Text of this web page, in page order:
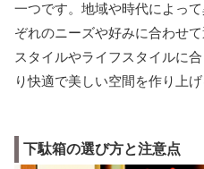
一つです。地域や時代によっ
ぞれのニーズや好みに合わせ
スタイルやライフスタイルに
り快適で美しい空間を作り上
下駄箱の選び方と注意点